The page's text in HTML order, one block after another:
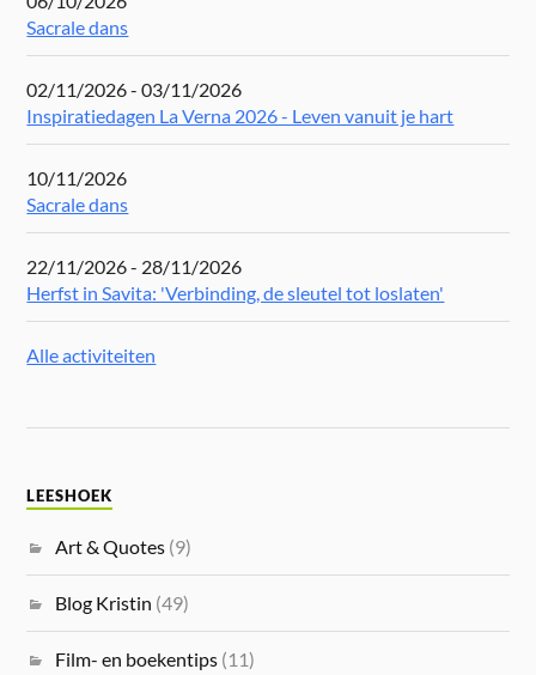
Sacrale dans
02/11/2026 - 03/11/2026
Inspiratiedagen La Verna 2026 - Leven vanuit je hart
10/11/2026
Sacrale dans
22/11/2026 - 28/11/2026
Herfst in Savita: 'Verbinding, de sleutel tot loslaten'
Alle activiteiten
LEESHOEK
Art & Quotes (9)
Blog Kristin (49)
Film- en boekentips (11)